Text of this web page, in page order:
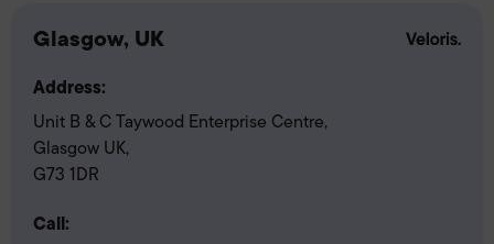
Glasgow, UK
Address:
Unit B & C Taywood Enterprise Centre,
Glasgow UK,
G73 1DR
Call: